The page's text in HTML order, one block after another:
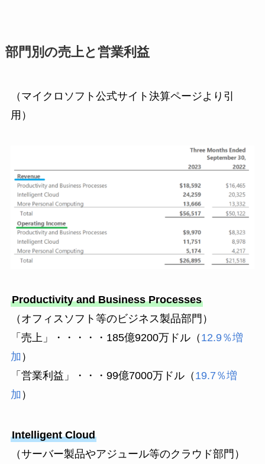
部門別の売上と営業利益
（マイクロソフト公式サイト決算ページより引
用）
Productivity and Business Processes
（オフィスソフト等のビジネス製品部門）
「売上」・・・・・185億9200万ドル（ 12.9％増
加 ）
「営業利益」・・・99億7000万ドル（ 19.7％増
加 ）
Intelligent Cloud
（サーバー製品やアジュール等のクラウド部門）